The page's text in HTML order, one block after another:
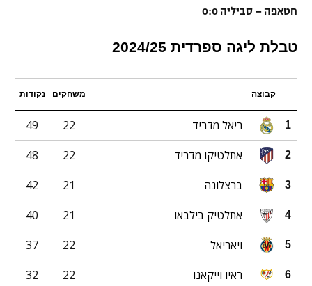
חטאפה – סביליה 0:0
טבלת ליגה ספרדית 2024/25
קבוצה משחקים נקודות
1 ריאל מדריד 22
49
2 אתלטיקו מדריד 22
48
3 ברצלונה 21
42
4 אתלטיק בילבאו 21
40
5 ויאריאל 22
37
6 ראיו וייקאנו 22
32